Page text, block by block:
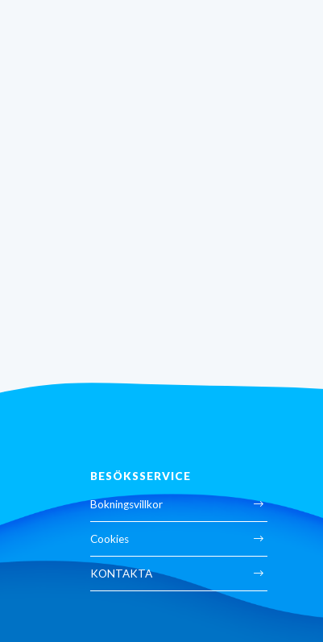
BESÖKSSERVICE
Bokningsvillkor
Cookies
KONTAKTA